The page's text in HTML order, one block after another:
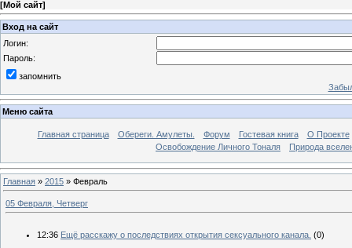
[Мой сайт]
Вход на сайт
Логин:
Пароль:
запомнить
Меню сайта
Главная страница Обереги. Амулеты. Форум Гостевая книга
О Проекте
Освобождение Личного Тоналя
Природа
Главная » 2015 » Февраль
05 Февраля, Четверг
12:36 Ещё расскажу о последствиях открытия сексуального канала. (0)